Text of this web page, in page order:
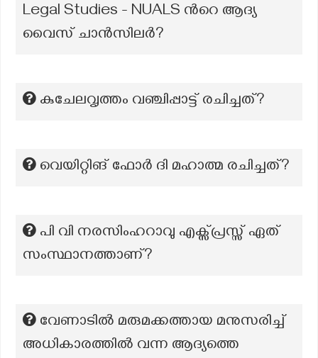
Legal Studies - NUALS ന്‍റെ ആദ്യ
വൈസ് ചാൻസിലർ?
കുചേലവൃത്തം വഞ്ചിപ്പാട്ട് രചിച്ചത്?
വെയിറ്റിങ് ഫോർ ദി മഹാത്മ രചിച്ചത്?
പി വി നരസിംഹറാവു എക്സ്പ്രസ്സ് ഏത്
സംസ്ഥാനത്താണ്?
വേണാടിൽ മരുമക്കത്തായ മനുസരിച്ച്
അധികാരത്തിൽ വന്ന ആദ്യത്തെ